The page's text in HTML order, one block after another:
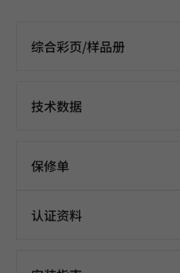
综合彩页/样品册
技术数据
保修单
认证资料